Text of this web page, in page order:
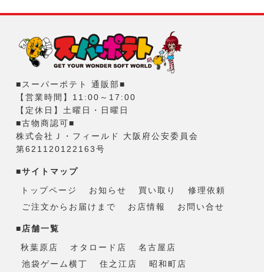
■スーパーポテト 通販部■
【営業時間】11:00～17:00
【定休日】土曜日・日曜日
■古物商認可■
株式会社Ｊ・フィールド 大阪府公安委員会
第621120122163号
■サイトマップ
トップページ お知らせ 買い取り
修理依頼
ご注文からお届けまで
お店情報 お問い合せ
■店舗一覧
秋葉原店 オタロード店
名古屋店
池袋ゲーム横丁
住之江店 昭和町店